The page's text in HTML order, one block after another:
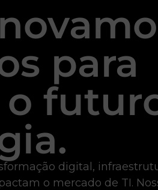
para
digital,
o mercado de TI.